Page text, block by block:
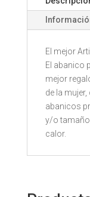
El mejor
El abanico
mejor
de la
abanicos
y/o
calor.